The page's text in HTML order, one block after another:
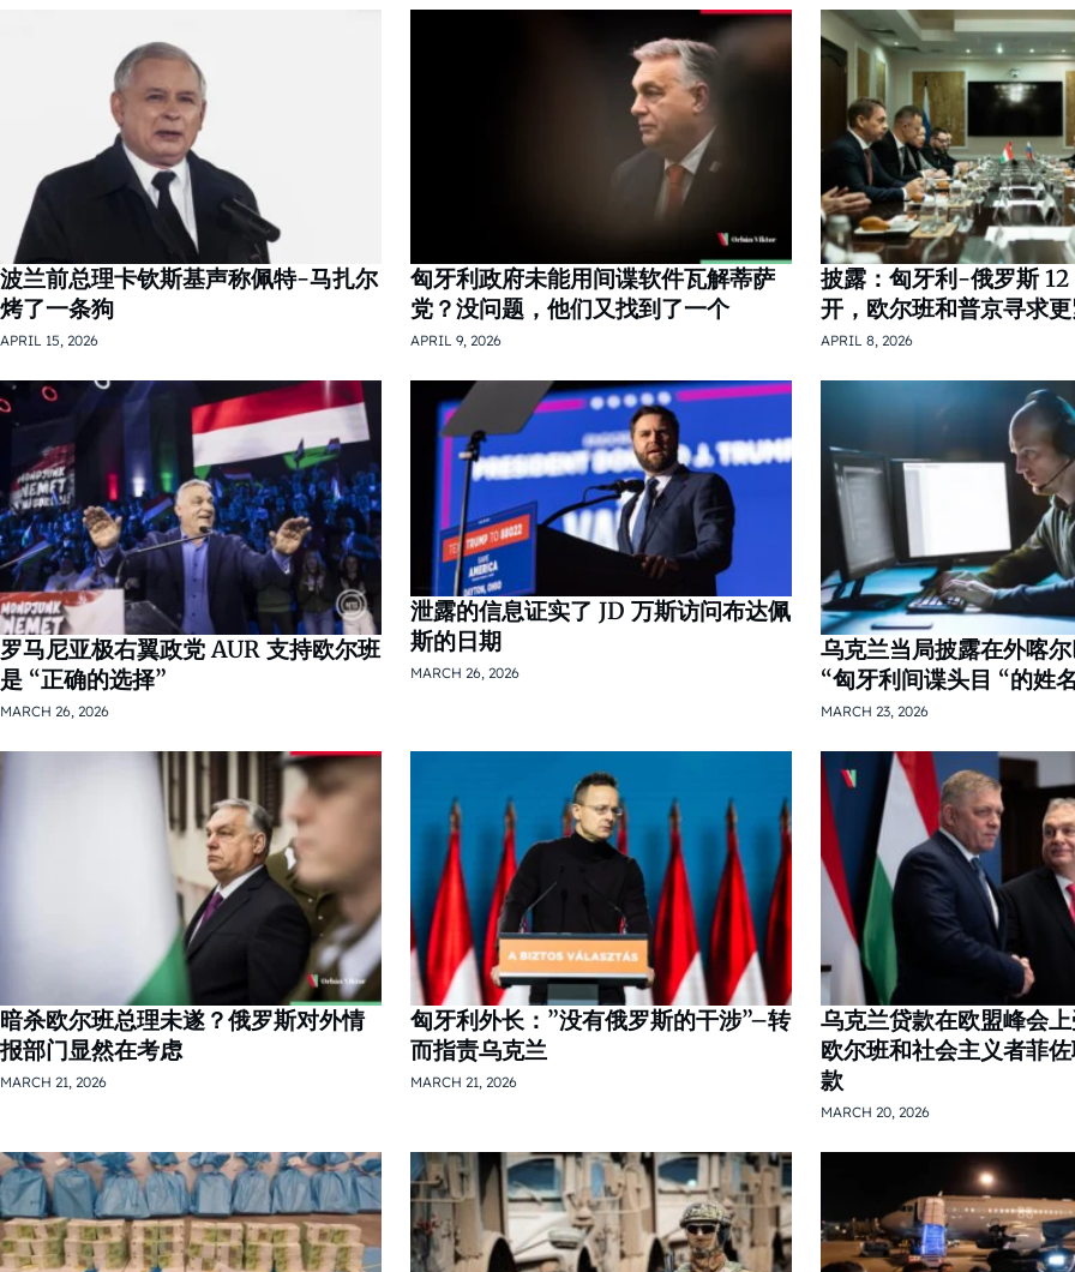
波兰前总理卡钦斯基声称佩特-马扎尔
烤了一条狗
APRIL 15, 2026
匈牙利政府未能用间谍软件瓦解蒂萨
党？没问题，他们又找到了一个
APRIL 9, 2026
披露：匈牙利-俄罗斯 12
开，欧尔班和普京寻求
APRIL 8, 2026
罗马尼亚极右翼政党 AUR 支持欧尔班
是 “正确的选择”
MARCH 26, 2026
泄露的信息证实了 JD 万斯访问布达佩
斯的日期
MARCH 26, 2026
乌克兰当局披露在外喀
“匈牙利间谍头目 “的姓
MARCH 23, 2026
暗杀欧尔班总理未遂？俄罗斯对外情
报部门显然在考虑
MARCH 21, 2026
匈牙利外长：”没有俄罗斯的干涉”–转
而指责乌克兰
MARCH 21, 2026
乌克兰贷款在欧盟峰会
欧尔班和社会主义者菲
款
MARCH 20, 2026